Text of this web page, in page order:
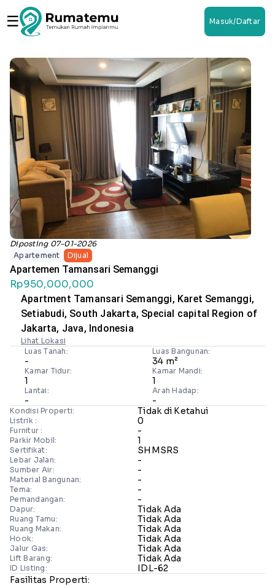
☰ Masuk/Daftar
Diposting 07-01-2026
Apartement
Dijual
Apartemen Tamansari Semanggi
Rp950,000,000
Apartment Tamansari Semanggi, Karet Semanggi,
Setiabudi, South Jakarta, Special capital Region of
Jakarta, Java, Indonesia
Lihat Lokasi
Luas Tanah:
-
Luas Bangunan:
34 m²
Kamar Tidur:
1
Kamar Mandi:
1
Lantai:
-
Arah Hadap:
-
Kondisi Properti: Tidak di Ketahui
Listrik : 0
Furnitur : -
Parkir Mobil: 1
Sertifikat: SHMSRS
Lebar Jalan: -
Sumber Air: -
Material Bangunan: -
Tema: -
Pemandangan: -
Dapur: Tidak Ada
Ruang Tamu: Tidak Ada
Ruang Makan: Tidak Ada
Hook: Tidak Ada
Jalur Gas: Tidak Ada
Lift Barang: Tidak Ada
ID Listing:
IDL-62
Fasilitas Properti: